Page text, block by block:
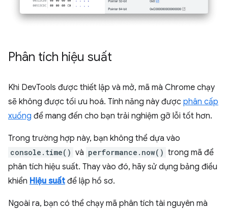
Phân tích hiệu suất
Khi DevTools được thiết lập và mở, mã mà Chrome chạy
sẽ không được tối ưu hoá. Tính năng này được phân cấp
xuống để mang đến cho bạn trải nghiệm gỡ lỗi tốt hơn.
Trong trường hợp này, bạn không thể dựa vào
console.time() và performance.now() trong mã để
phân tích hiệu suất. Thay vào đó, hãy sử dụng bảng điều
khiển Hiệu suất để lập hồ sơ.
Ngoài ra, bạn có thể chạy mã phân tích tài nguyên mà